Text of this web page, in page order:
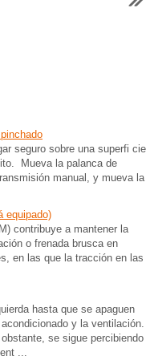
seguro sobre una superfi cie
Mueva la palanca de
manual, y mueva la
equipado)
contribuye a mantener la
o frenada brusca en
en las que la tracción en las
hasta que se apaguen
y la ventilación.
se sigue percibiendo
...